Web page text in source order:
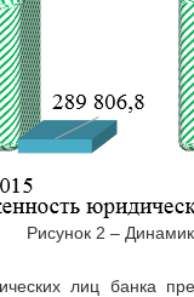
Рисунок 2 –
лиц банка